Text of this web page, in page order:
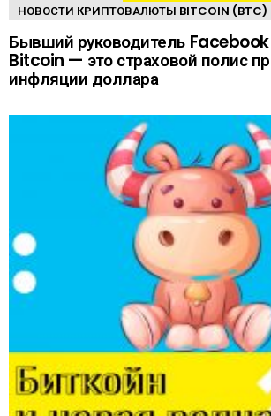
НОВОСТИ КРИПТОВАЛЮТЫ BITCOIN (BTC)
Бывший руководитель Facebook
Bitcoin — это страховой полис
инфляции доллара